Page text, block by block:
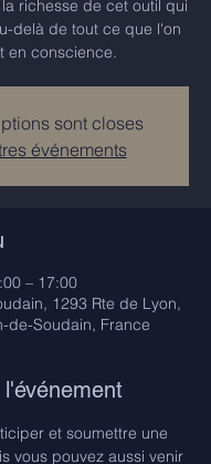
richesse de cet outil qui
delà de tout ce que l'on
en conscience.
sont closes
événements
– 17:00
1293 Rte de Lyon,
de-Soudain, France
et soumettre une
vous pouvez aussi venir